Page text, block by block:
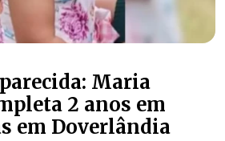
Maria
2 anos em
em Doverlândia